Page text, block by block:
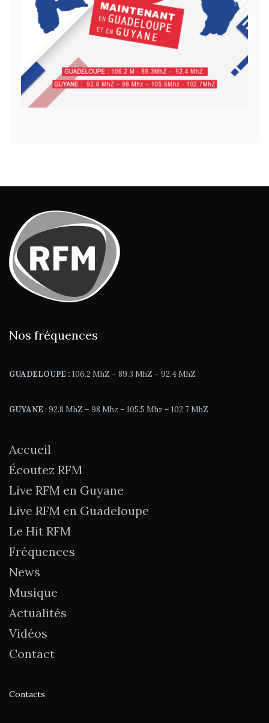
Nos fréquences
GUADELOUPE : 106.2 MhZ – 89.3 MhZ – 92.4 MhZ
GUYANE : 92.8 MhZ – 98 Mhz – 105.5 Mhz – 102.7 MhZ
Accueil
Écoutez RFM
Live RFM en Guyane
Live RFM en Guadeloupe
Le Hit RFM
Fréquences
News
Musique
Actualités
Vidéos
Contact
Contacts